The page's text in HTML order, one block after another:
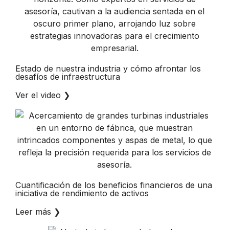
Estado de nuestra industria y cómo afrontar los
desafíos de infraestructura
Ver el video ❯
Cuantificación de los beneficios financieros de una
iniciativa de rendimiento de activos
Leer más ❯